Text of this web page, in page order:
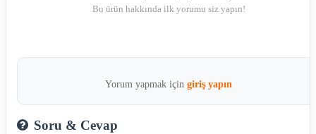
Bu ürün hakkında ilk yorumu siz yapın!
Yorum yapmak için giriş yapın
Soru & Cevap